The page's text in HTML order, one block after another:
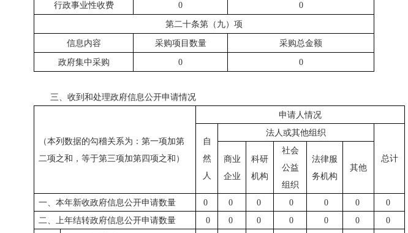
行政事业性收费 0 0
第二十条第（九）项
信息内容 采购项目数量 采购总金额
政府集中采购 0 0
三、收到和处理政府信息公开申请情况
（本列数据的勾稽关系为：第一项加第
二项之和，等于第三项加第四项之和）
申请人情况
自
然
人
法人或其他组织
总计
商业
企业
科研
机构
社会
公益
组织
法律服
务机构
其他
一、本年新收政府信息公开申请数量 0 0 0 0 0 0
0
二、上年结转政府信息公开申请数量
0 0 0 0 0 0 0